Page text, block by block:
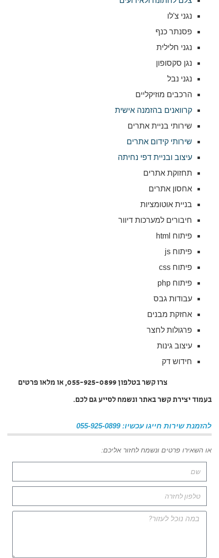
נגני צ'לו
פסנתר כנף
נגני חלילית
נגן סקסופון
נגני נבל
הרכבים מוזיקליים
קרוואנים בהזמנה אישית
שירותי בניית אתרים
שירותי קידום אתרים
עיצוב ובניית דפי נחיתה
תחזוקת אתרים
אחסון אתרים
בניית אוטומציות
חיבורים למערכות דיוור
פיתוח html
פיתוח js
פיתוח css
פיתוח php
עבודות גבס
אחזקת מבנים
פרגולות לחצר
עיצוב גינות
חידוש דק
צרו קשר בטלפון 055-925-0899, או מלאו פרטים
בעמוד יצירת קשר באתר ונשמח לסייע גם לכם.
להזמנת שירות חייגו עכשיו: 055-925-0899
או השאירו פרטים ונשמח לחזור אליכם: